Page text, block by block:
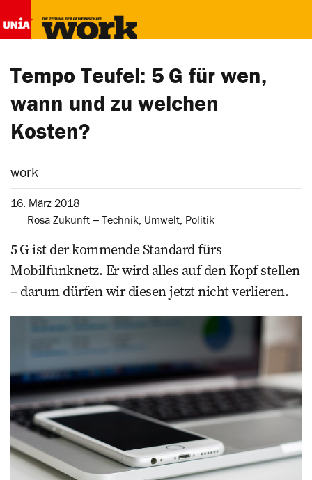
Tempo Teufel: 5 G für wen,
wann und zu welchen
Kosten?
work
16. März 2018
Rosa Zukunft ‒ Technik, Umwelt, Politik
5 G ist der kommende Standard fürs
Mobilfunknetz. Er wird alles auf den Kopf stellen
– darum dürfen wir diesen jetzt nicht verlieren.